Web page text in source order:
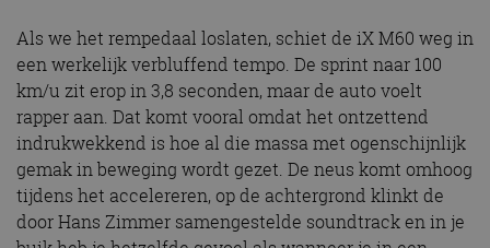
Als we het rempedaal loslaten, schiet de iX M60 weg in
een werkelijk verbluffend tempo. De sprint naar 100
km/u zit erop in 3,8 seconden, maar de auto voelt
rapper aan. Dat komt vooral omdat het ontzettend
indrukwekkend is hoe al die massa met ogenschijnlijk
gemak in beweging wordt gezet. De neus komt omhoog
tijdens het accelereren, op de achtergrond klinkt de
door Hans Zimmer samengestelde soundtrack en in je